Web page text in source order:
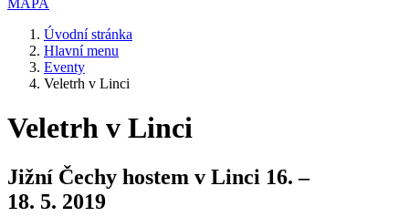
Úvodní stránka
Hlavní menu
Eventy
Veletrh v Linci
Veletrh v Linci
Jižní Čechy hostem v Linci 16. –
18. 5. 2019